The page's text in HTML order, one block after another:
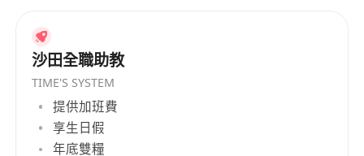
沙田全職助教
TIME'S SYSTEM
提供加班費
享生日假
年底雙糧